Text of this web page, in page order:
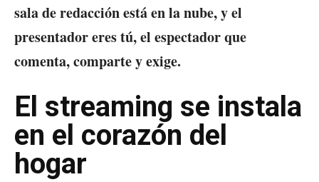
sala de redacción está en la nube, y el
presentador eres tú, el espectador que
comenta, comparte y exige.
El streaming se instala
en el corazón del
hogar